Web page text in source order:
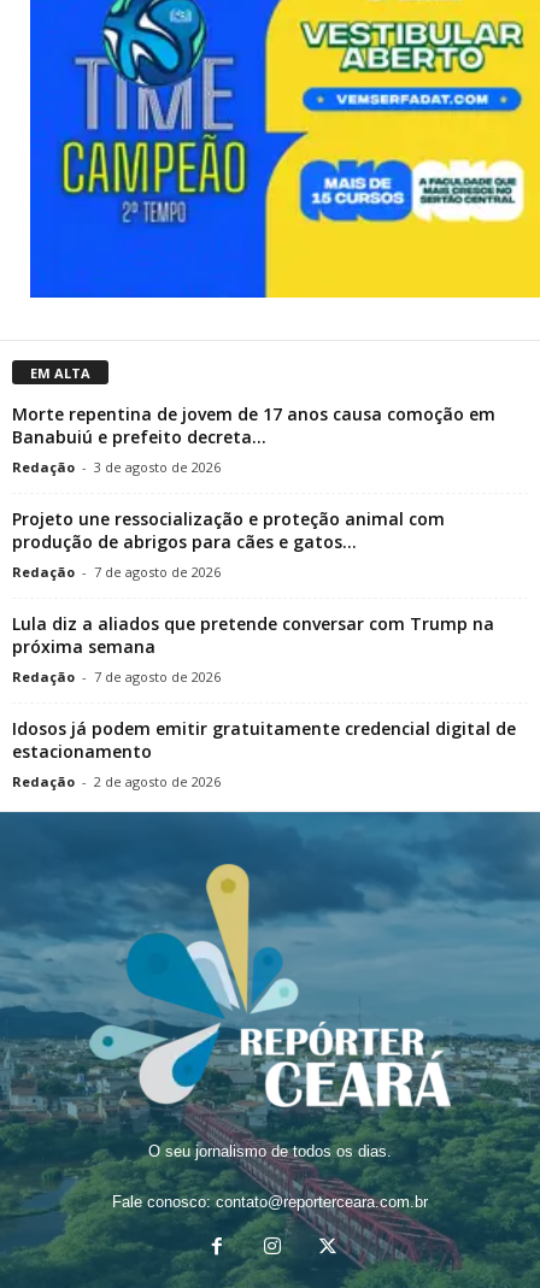
EM ALTA
Morte repentina de jovem de 17 anos causa comoção em
Banabuiú e prefeito decreta...
Redação - 3 de agosto de 2026
Projeto une ressocialização e proteção animal com
produção de abrigos para cães e gatos...
Redação - 7 de agosto de 2026
Lula diz a aliados que pretende conversar com Trump na
próxima semana
Redação - 7 de agosto de 2026
Idosos já podem emitir gratuitamente credencial digital de
estacionamento
Redação - 2 de agosto de 2026
O seu jornalismo de todos os dias.
Fale conosco:contato@reporterceara.com.br